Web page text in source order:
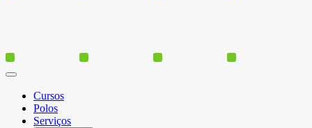
Cursos
Polos
Serviços